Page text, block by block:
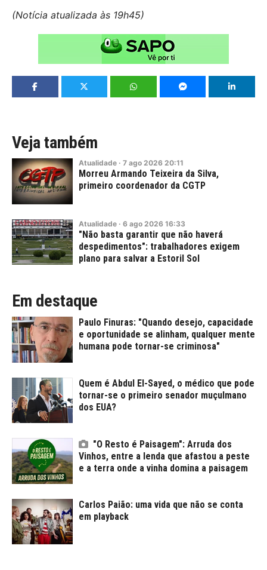
(Notícia atualizada às 19h45)
Veja também
Atualidade · 7 ago 2026 20:11
Morreu Armando Teixeira da Silva,
primeiro coordenador da CGTP
Atualidade · 6 ago 2026 16:33
"Não basta garantir que não haverá
despedimentos": trabalhadores exigem
plano para salvar a Estoril Sol
Em destaque
Paulo Finuras: "Quando desejo, capacidade
e oportunidade se alinham, qualquer mente
humana pode tornar-se criminosa"
Quem é Abdul El-Sayed, o médico que pode
tornar-se o primeiro senador muçulmano
dos EUA?
"O Resto é Paisagem": Arruda dos
Vinhos, entre a lenda que afastou a peste
e a terra onde a vinha domina a paisagem
Carlos Paião: uma vida que não se conta
em playback